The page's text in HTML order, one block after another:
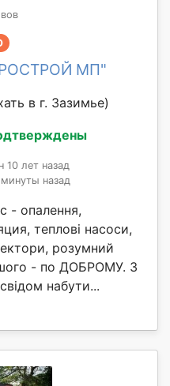
МП"
в г. Зазимье)
10 лет назад
назад
- опалення,
теплові насоси,
розумний
- по ДОБРОМУ. З
набути...